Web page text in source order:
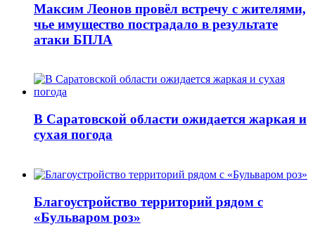
Максим Леонов провёл встречу с жителями,
чье имущество пострадало в результате
атаки БПЛА
В Саратовской области ожидается жаркая и
сухая погода
Благоустройство территорий рядом с
«Бульваром роз»